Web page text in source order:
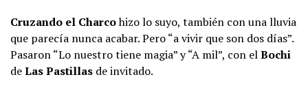
Cruzando el Charcohizo lo suyo, también con una lluvia
que parecía nunca acabar. Pero “a vivir que son dos días”.
Pasaron “Lo nuestro tiene magia” y “A mil”, con elBochi
deLas Pastillas de invitado.